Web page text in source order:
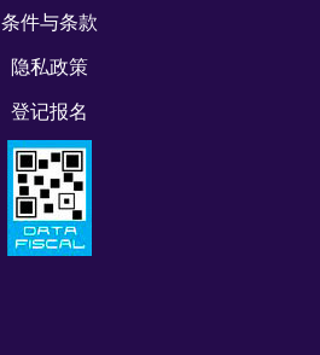
条件与条款
隐私政策
登记报名